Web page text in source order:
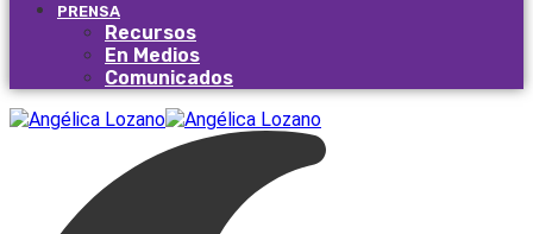
PRENSA
Recursos
En Medios
Comunicados